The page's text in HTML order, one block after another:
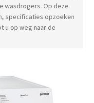
wasdrogers. Op deze
specificaties opzoeken
u op weg naar de